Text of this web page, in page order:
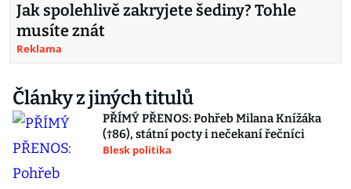
Jak spolehlivě zakryjete šediny? Tohle
musíte znát
Reklama
Články z jiných titulů
PŘÍMÝ PŘENOS: Pohřeb Milana Knížáka
(†86), státní pocty i nečekaní řečníci
Blesk politika